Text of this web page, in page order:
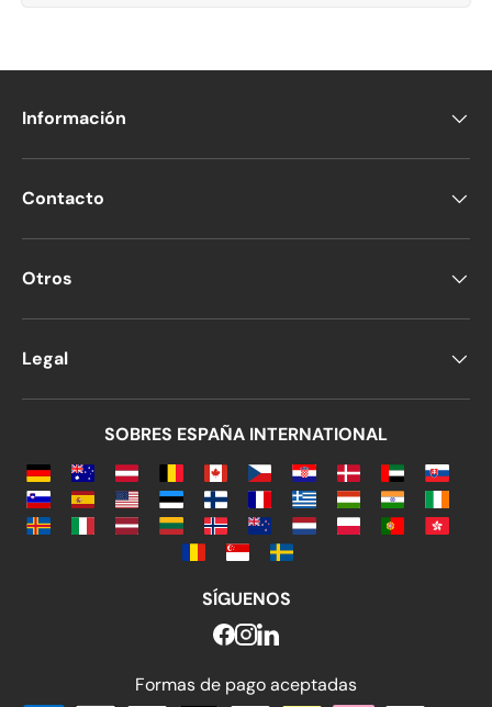
Información
Contacto
Otros
Legal
SOBRES ESPAÑA INTERNATIONAL
SÍGUENOS
Formas de pago aceptadas